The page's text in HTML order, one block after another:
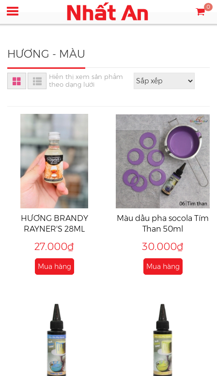
0
HƯƠNG - MÀU
Hiển thị xem sản phẩm
theo dạng lưới
HƯƠNG BRANDY
RAYNER'S 28ML
27.000₫
Mua hàng
Màu dầu pha socola Tím
Than 50ml
30.000₫
Mua hàng